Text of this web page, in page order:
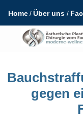
Home Über uns
gegen